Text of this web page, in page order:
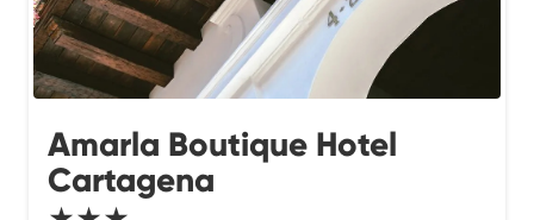
Amarla Boutique Hotel
Cartagena